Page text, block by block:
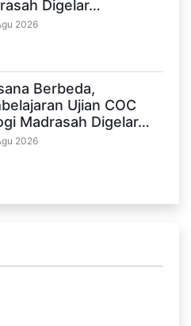
Digelar…
2026
Berbeda,
Ujian COC
Madrasah Digelar…
2026